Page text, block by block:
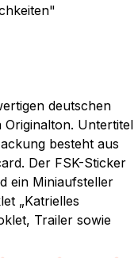
deutschen
Originalton. Untertitel
besteht aus
Der FSK-Sticker
ein Miniaufsteller
„Katrielles
Trailer sowie